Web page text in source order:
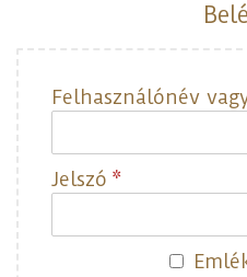
Felhasználónév
Jelszó *